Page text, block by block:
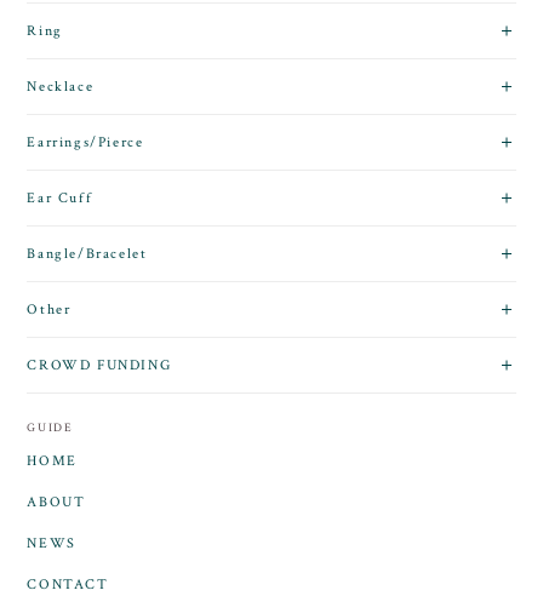
Ring
Necklace
Earrings/Pierce
Ear Cuff
Bangle/Bracelet
Other
CROWD FUNDING
GUIDE
HOME
ABOUT
NEWS
CONTACT